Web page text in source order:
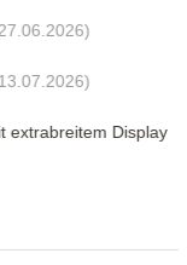
extrabreitem Display